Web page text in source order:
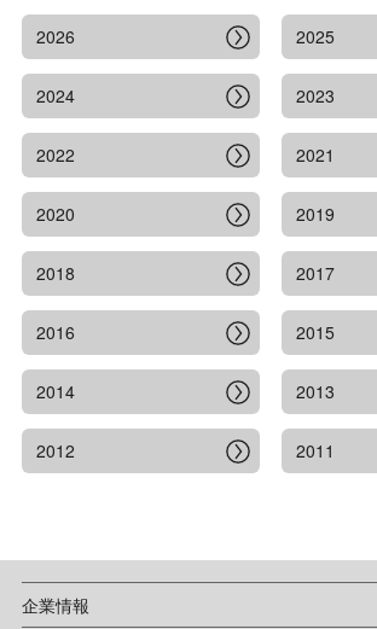
2026 2025
2024 2023
2022 2021
2020 2019
2018 2017
2016 2015
2014 2013
2012 2011
企業情報